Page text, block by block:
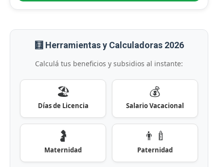
🧮 Herramientas y Calculadoras 2026
Calculá tus beneficios y subsidios al instante:
🏖️
Días de Licencia
💰
Salario Vacacional
🤰
Maternidad
👨‍🍼
Paternidad